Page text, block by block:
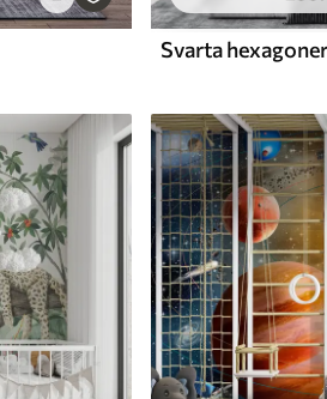
900 .00540.00Kr/m²
Svarta